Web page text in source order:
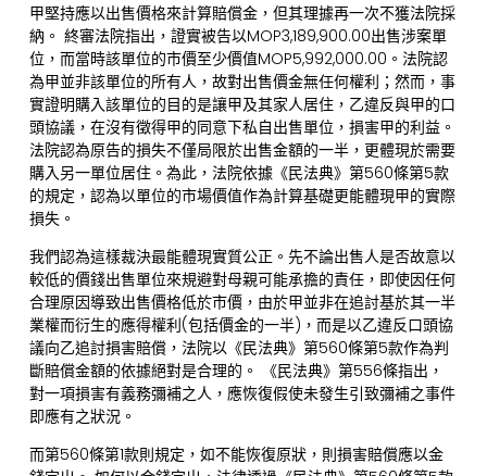
甲堅持應以出售價格來計算賠償金，但其理據再一次不獲法院採
納。 終審法院指出，證實被告以MOP3,189,900.00出售涉案單
位，而當時該單位的市價至少價值MOP5,992,000.00。法院認
為甲並非該單位的所有人，故對出售價金無任何權利；然而，事
實證明購入該單位的目的是讓甲及其家人居住，乙違反與甲的口
頭協議，在沒有徵得甲的同意下私自出售單位，損害甲的利益。
法院認為原告的損失不僅局限於出售金額的一半，更體現於需要
購入另一單位居住。為此，法院依據《民法典》第560條第5款
的規定，認為以單位的市場價值作為計算基礎更能體現甲的實際
損失。
我們認為這樣裁決最能體現實質公正。先不論出售人是否故意以
較低的價錢出售單位來規避對母親可能承擔的責任，即使因任何
合理原因導致出售價格低於市價，由於甲並非在追討基於其一半
業權而衍生的應得權利(包括價金的一半)，而是以乙違反口頭協
議向乙追討損害賠償，法院以《民法典》第560條第5款作為判
斷賠償金額的依據絕對是合理的。 《民法典》第556條指出，
對一項損害有義務彌補之人，應恢復假使未發生引致彌補之事件
即應有之狀況。
而第560條第1款則規定，如不能恢復原狀，則損害賠償應以金